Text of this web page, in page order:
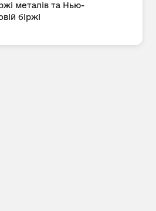
металів та Нью-
біржі